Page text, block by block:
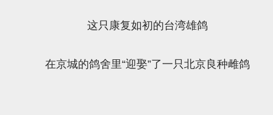
这只康复如初的台湾雄鸽
在京城的鸽舍里“迎娶”了一只北京良种雌鸽